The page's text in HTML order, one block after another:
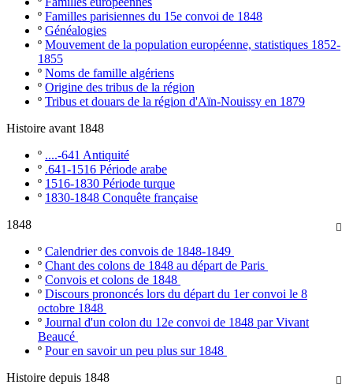
º Familles parisiennes du 15e convoi de 1848
º Généalogies
º Mouvement de la population européenne, statistiques 1852-
1855
º Noms de famille algériens
º Origine des tribus de la région
º Tribus et douars de la région d'Aïn-Nouissy en 1879
Histoire avant 1848
º ....-641 Antiquité
º .641-1516 Période arabe
º 1516-1830 Période turque
º 1830-1848 Conquête française

1848
º Calendrier des convois de 1848-1849
º Chant des colons de 1848 au départ de Paris
º Convois et colons de 1848
º Discours prononcés lors du départ du 1er convoi le 8
octobre 1848
º Journal d'un colon du 12e convoi de 1848 par Vivant
Beaucé
º Pour en savoir un peu plus sur 1848

Histoire depuis 1848